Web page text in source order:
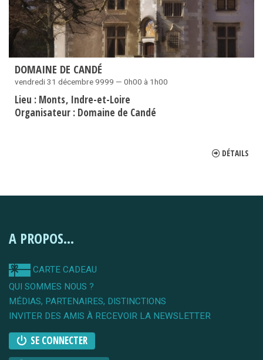
DOMAINE DE CANDÉ
vendredi 31 décembre 9999 — 0h00 à 1h00
Lieu : Monts Indre-et-Loire
Organisateur : Domaine de Candé
DÉTAILS
A PROPOS...
CARTE CADEAU
QUI SOMMES NOUS ?
MÉDIAS, PARTENAIRES, DISTINCTIONS
INVITER DES AMIS À RECEVOIR LA NEWSLETTER
SE CONNECTER